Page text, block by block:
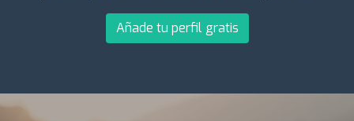
Añade tu perfil gratis